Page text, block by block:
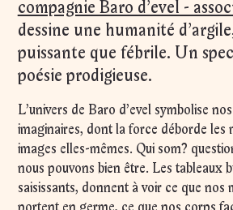
compagnie Baro d’evel -
dessine une humanité
puissante que fébrile. Un
poésie prodigieuse.
L’univers de Baro d’evel symbolise
imaginaires, dont la force déborde les
images elles-mêmes. Qui som?
nous pouvons bien être. Les tableaux
saisissants, donnent à voir ce que nos